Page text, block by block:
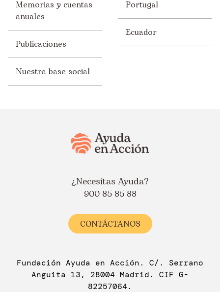
Memorias y cuentas
anuales
Publicaciones
Nuestra base social
Portugal
Ecuador
¿Necesitas Ayuda?
900 85 85 88
CONTÁCTANOS
Fundación Ayuda en Acción. C/. Serrano
Anguita 13, 28004 Madrid. CIF G-
82257064.